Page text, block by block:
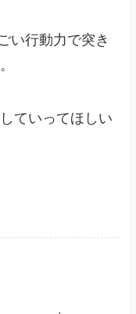
い行動力で突き
ていってほしい